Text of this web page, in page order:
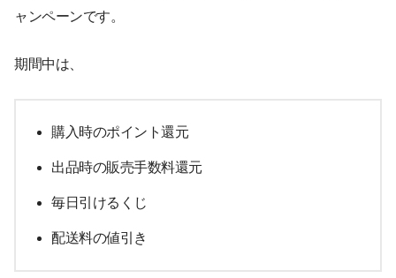
ャンペーンです。
期間中は、
購入時のポイント還元
出品時の販売手数料還元
毎日引けるくじ
配送料の値引き